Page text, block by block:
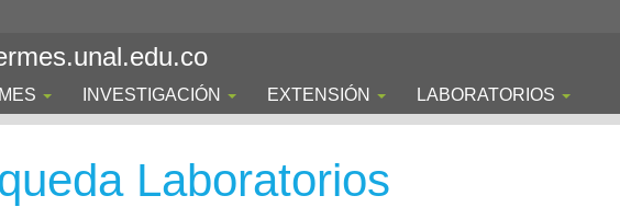
INVESTIGACIÓN EXTENSIÓN LABORATORIOS
Laboratorios